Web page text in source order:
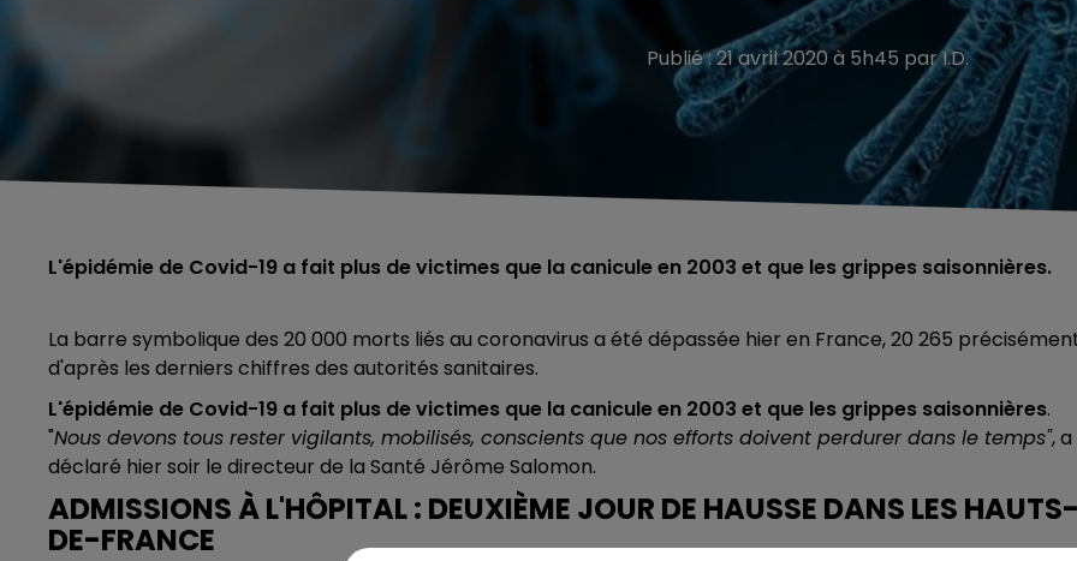
Publié : 21 avril 2020 à 5h45 par I.D.
L'épidémie de Covid-19 a fait plus de victimes que la canicule en 2003 et que les grippes saisonnières.
La barre symbolique des 20 000 morts liés au coronavirus a été dépassée hier en France, 20 265
d'après les derniers chiffres des autorités sanitaires.
L'épidémie de Covid-19 a fait plus de victimes que la canicule en 2003 et que les grippes saisonnières.
"Nous devons tous rester vigilants, mobilisés, conscients que nos efforts doivent perdurer dans le temps", a
déclaré hier soir le directeur de la Santé Jérôme Salomon.
ADMISSIONS À L'HÔPITAL : DEUXIÈME JOUR DE HAUSSE DANS LES HAUTS-
DE-FRANCE